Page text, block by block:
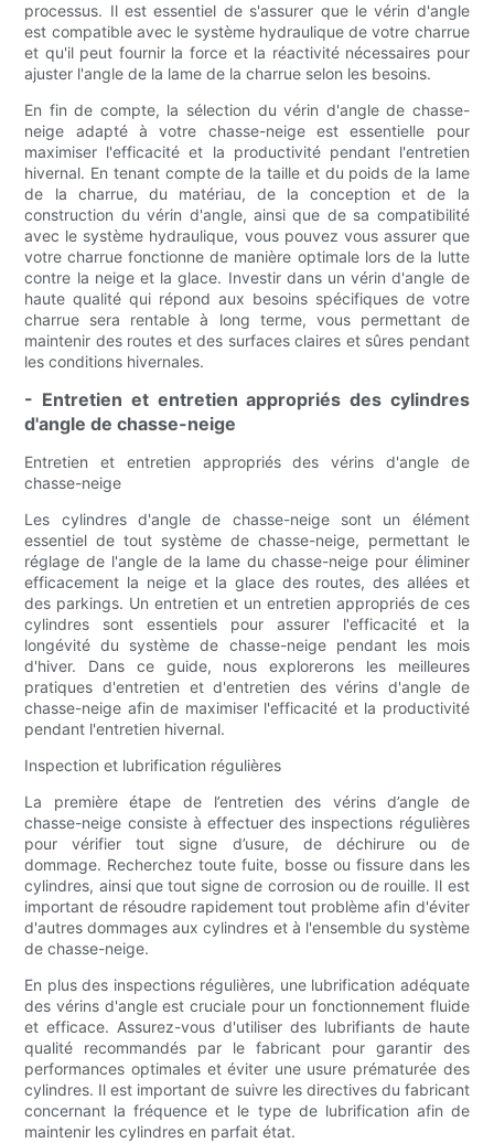
processus. Il est essentiel de s'assurer que le vérin d'angle
est compatible avec le système hydraulique de votre charrue
et qu'il peut fournir la force et la réactivité nécessaires pour
ajuster l'angle de la lame de la charrue selon les besoins.
En fin de compte, la sélection du vérin d'angle de chasse-
neige adapté à votre chasse-neige est essentielle pour
maximiser l'efficacité et la productivité pendant l'entretien
hivernal. En tenant compte de la taille et du poids de la lame
de la charrue, du matériau, de la conception et de la
construction du vérin d'angle, ainsi que de sa compatibilité
avec le système hydraulique, vous pouvez vous assurer que
votre charrue fonctionne de manière optimale lors de la lutte
contre la neige et la glace. Investir dans un vérin d'angle de
haute qualité qui répond aux besoins spécifiques de votre
charrue sera rentable à long terme, vous permettant de
maintenir des routes et des surfaces claires et sûres pendant
les conditions hivernales.
- Entretien et entretien appropriés des cylindres
d'angle de chasse-neige
Entretien et entretien appropriés des vérins d'angle de
chasse-neige
Les cylindres d'angle de chasse-neige sont un élément
essentiel de tout système de chasse-neige, permettant le
réglage de l'angle de la lame du chasse-neige pour éliminer
efficacement la neige et la glace des routes, des allées et
des parkings. Un entretien et un entretien appropriés de ces
cylindres sont essentiels pour assurer l'efficacité et la
longévité du système de chasse-neige pendant les mois
d'hiver. Dans ce guide, nous explorerons les meilleures
pratiques d'entretien et d'entretien des vérins d'angle de
chasse-neige afin de maximiser l'efficacité et la productivité
pendant l'entretien hivernal.
Inspection et lubrification régulières
La première étape de l’entretien des vérins d’angle de
chasse-neige consiste à effectuer des inspections régulières
pour vérifier tout signe d’usure, de déchirure ou de
dommage. Recherchez toute fuite, bosse ou fissure dans les
cylindres, ainsi que tout signe de corrosion ou de rouille. Il est
important de résoudre rapidement tout problème afin d'éviter
d'autres dommages aux cylindres et à l'ensemble du système
de chasse-neige.
En plus des inspections régulières, une lubrification adéquate
des vérins d'angle est cruciale pour un fonctionnement fluide
et efficace. Assurez-vous d'utiliser des lubrifiants de haute
qualité recommandés par le fabricant pour garantir des
performances optimales et éviter une usure prématurée des
cylindres. Il est important de suivre les directives du fabricant
concernant la fréquence et le type de lubrification afin de
maintenir les cylindres en parfait état.